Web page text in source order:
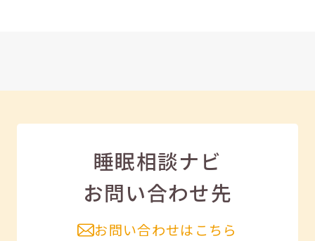
睡眠相談ナビ
お問い合わせ先
お問い合わせはこちら